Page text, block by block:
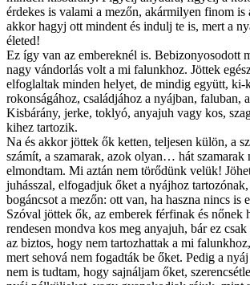
érdekes is valami a mezőn, akármilyen finom
akkor hagyj ott mindent és indulj te is, mert a
életed!
Ez így van az embereknél is. Bebizonyosodott
nagy vándorlás volt a mi falunkhoz. Jöttek
elfoglaltak minden helyet, de mindig együtt, ki-
rokonságához, családjához a nyájban, faluban,
Kisbárány, jerke, toklyó, anyajuh vagy kos,
kihez tartozik.
Na és akkor jöttek ők ketten, teljesen külön, a
számít, a szamarak, azok olyan… hát szamarak
elmondtam. Mi aztán nem törődünk velük!
juhásszal, elfogadjuk őket a nyájhoz
bogáncsot a mezőn: ott van, ha haszna nincs is
Szóval jöttek ők, az emberek férfinak és nőnek
rendesen mondva kos meg anyajuh, bár ez
az biztos, hogy nem tartozhattak a mi
mert sehová nem fogadták be őket. Pedig a
nem is tudtam, hogy sajnáljam őket,